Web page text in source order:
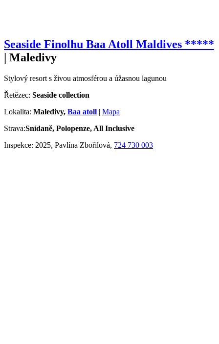
Seaside Finolhu Baa Atoll Maldives *****
| Maledivy
Stylový resort s živou atmosférou a úžasnou lagunou
Řetězec: Seaside collection
Lokalita: Maledivy, Baa atoll | Mapa
Strava:Snídaně, Polopenze, All Inclusive
Inspekce: 2025, Pavlína Zbořilová, 724 730 003